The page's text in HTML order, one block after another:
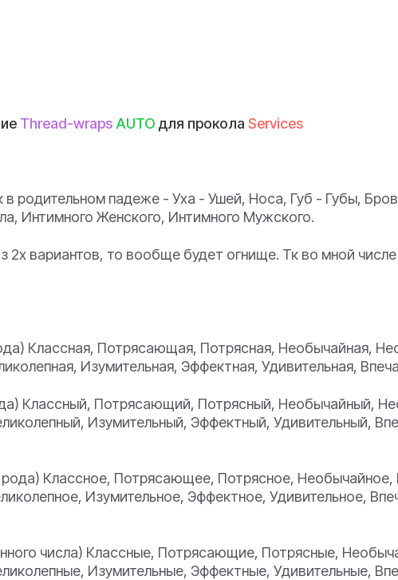
Thread-wraps AUTO для прокола Services
в родительном падеже - Уха - Ушей, Носа, Губ - Губы,
Интимного Женского, Интимного Мужского.
2х вариантов, то вообще будет огнище. Тк во мной
Классная, Потрясающая, Потрясная, Необычайная,
Изумительная, Эффектная, Удивительная,
Классный, Потрясающий, Потрясный, Необычайный,
Изумительный, Эффектный, Удивительный,
рода) Классное, Потрясающее, Потрясное,
Изумительное, Эффектное, Удивительное,
числа) Классные, Потрясающие, Потрясные,
Изумительные, Эффектные, Удивительные,